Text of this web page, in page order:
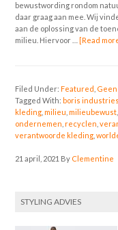
bewustwording rondom
daar graag aan mee. Wij
aan de oplossing van de
milieu. Hiervoor …
[Read
Filed Under:Featured
Tagged With: boris industries
kleding ,milieu ,milieubewust
ondernemen ,recyclen ,
verantwoorde kleding ,
21 april, 2021 By Clementine
STYLING ADVIES